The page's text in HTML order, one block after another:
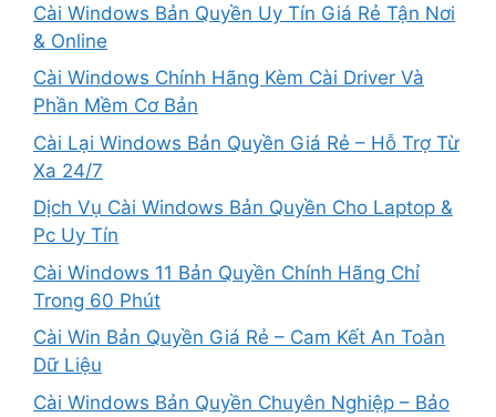
Cài Windows Bản Quyền Uy Tín Giá Rẻ Tận Nơi
& Online
Cài Windows Chính Hãng Kèm Cài Driver Và
Phần Mềm Cơ Bản
Cài Lại Windows Bản Quyền Giá Rẻ – Hỗ Trợ Từ
Xa 24/7
Dịch Vụ Cài Windows Bản Quyền Cho Laptop &
Pc Uy Tín
Cài Windows 11 Bản Quyền Chính Hãng Chỉ
Trong 60 Phút
Cài Win Bản Quyền Giá Rẻ – Cam Kết An Toàn
Dữ Liệu
Cài Windows Bản Quyền Chuyên Nghiệp – Bảo